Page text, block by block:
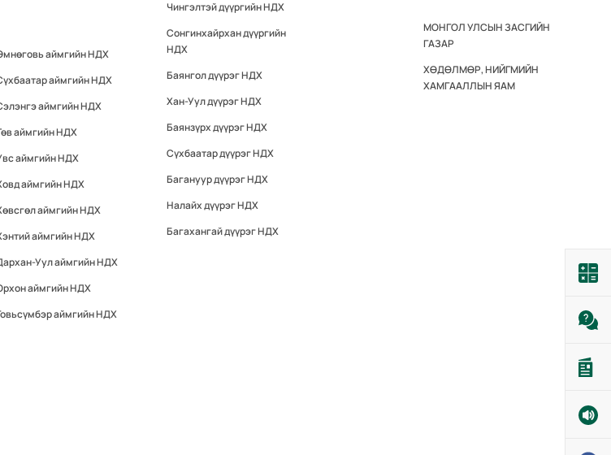
аймгийн НДХ
аймгийн НДХ
аймгийн НДХ
аймгийн НДХ
аймгийн НДХ
аймгийн НДХ
аймгийн НДХ
аймгийн НДХ
Уул аймгийн НДХ
аймгийн НДХ
аймгийн НДХ
Чингэлтэй дүүргийн НДХ
Сонгинхайрхан дүүргийн
НДХ
Баянгол дүүрэг НДХ
Хан-Уул дүүрэг НДХ
Баянзүрх дүүрэг НДХ
Сүхбаатар дүүрэг НДХ
Багануур дүүрэг НДХ
Налайх дүүрэг НДХ
Багахангай дүүрэг НДХ
МОНГОЛ УЛСЫН ЗАСГИЙН
ГАЗАР
ХӨДӨЛМӨР, НИЙГМИЙН
ХАМГААЛЛЫН ЯАМ